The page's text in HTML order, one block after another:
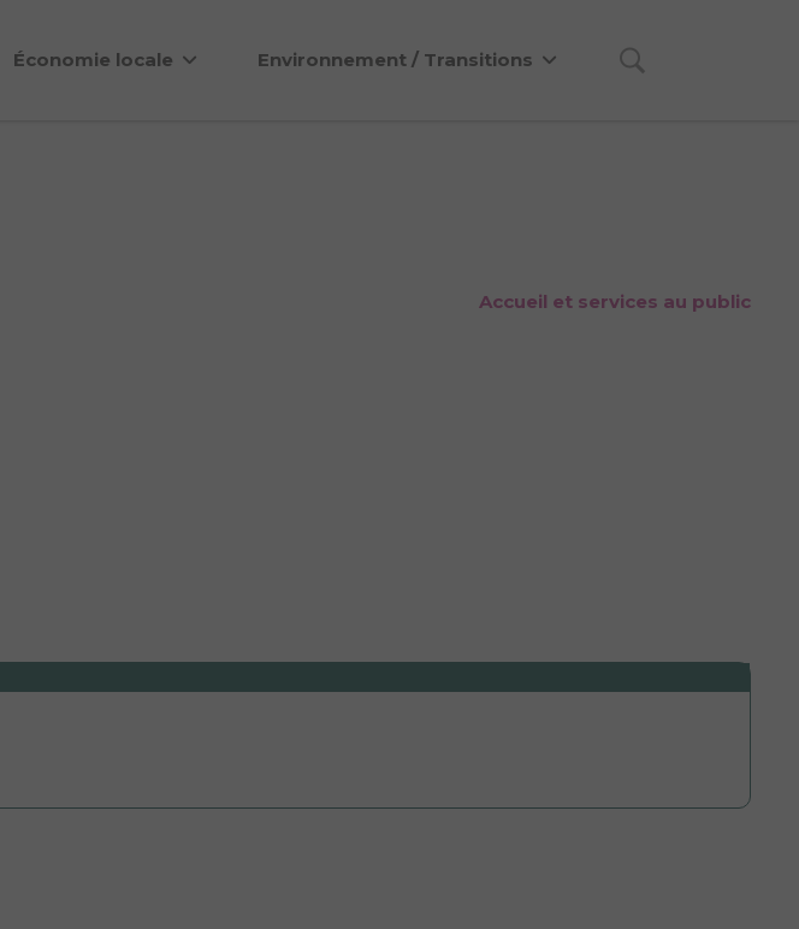
Économie locale Environnement / Transitions
Accueil et services au public